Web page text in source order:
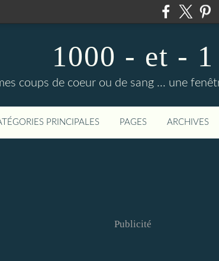
1000 - et - 1
coups de coeur ou de sang ... une
PRINCIPALES PAGES ARCHIVES
Publicité